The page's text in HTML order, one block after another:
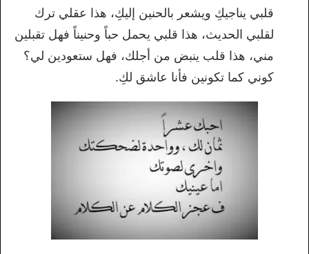
قلبي يناجيكِ ويشعر بالحنين إليكِ، هذا عقلي ترك
لقلبي الحديث، هذا قلبي يحمل حباً وحنيناً فهل تقبلين
مني، هذا قلب ينبض من أجلك، فهل ستعودين لي؟
كوني كما تكونين فأنا عاشق لكِ.